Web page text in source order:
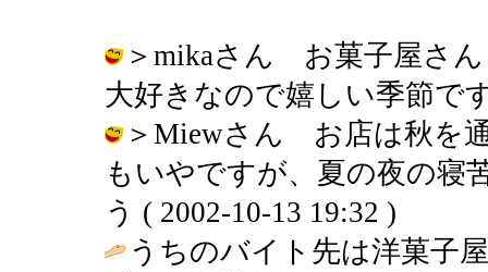
＞mikaさん お菓子屋さん
大好きなので嬉しい季節で
＞Miewさん お店は秋を
もいやですが、夏の夜の寝
う ( 2002-10-13 19:32 )
うちのバイト先は洋菓子